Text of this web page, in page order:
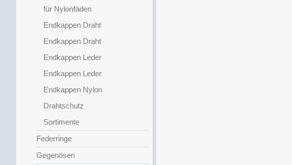
für Nylonfäden
Endkappen Draht
Endkappen Draht
Endkappen Leder
Endkappen Leder
Endkappen Nylon
Drahtschutz
Sortimente
Federringe
Gegenösen